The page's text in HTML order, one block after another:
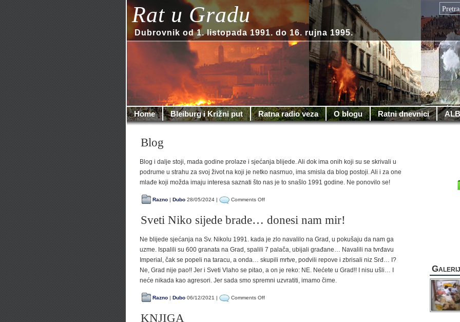
Rat u Gradu
Dubrovnik od 1. listopada 1991. do 16. rujna 1995.
Home Bleiburg i Križni put Ratna radio veza O blogu Ratni dnevnici
Blog
Blog i dalje stoji, mada godine prolaze i sjećanja blijede. Ali dok ima onih koji su se skrivali u
podrume u strahu za svoj život na koji je netko nasrnuo, ima smisla da blog postoji. Ali i za one
mlađe koji možda imaju interesa saznati što nas je to snašlo 1991 godine. Ne ponovilo se!
Razno | Dubo 28/05/2024 | Comments Offon
Sveti Niko sijede brade… donesi nam mir!
Ne blijede sjećanja na Sv. Nikolu 1991. kada je zlo navalilo na Grad, u pokušaju da nam ga
uzme. Ispalili su 600 granata na Grad, spalili 7 palača, ubijali građane… Navalili na tvrđavu
Imperial, čak se popeli na taracu, a onda… skupili mrtve, podvili repove i zbrisali niz Srđ… I?
Ne, Grad nije pao!! Jer i Sveti Vlaho se pitao, a on je reko: NE. Nećete u Grad!! I nisu ušli… I
neće nikada kao agresori. Jer sada smo spremni uzvratiti, imamo čime.
Razno | Dubo 06/12/2021 | Comments Offon
KNJIGA